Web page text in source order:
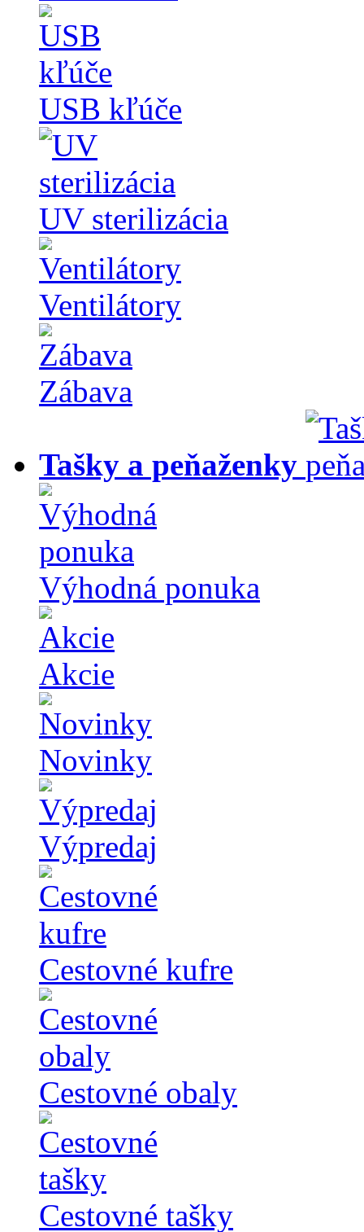
USB kľúče
UV sterilizácia
Ventilátory
Zábava
Tašky a peňaženky
Výhodná ponuka
Akcie
Novinky
Výpredaj
Cestovné kufre
Cestovné obaly
Cestovné tašky